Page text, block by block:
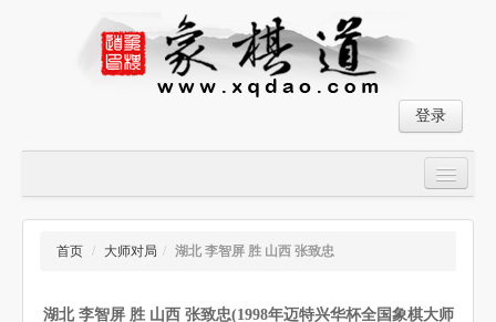
登录
大师对局
首页 / 大师对局 / 湖北 李智屏 胜 山西 张致忠
湖北 李智屏 胜 山西 张致忠(1998年迈特兴华杯全国象棋大师